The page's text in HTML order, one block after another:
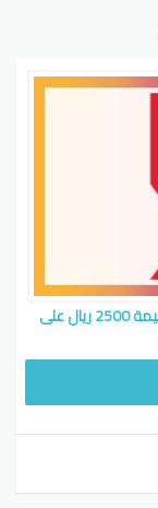
قسيمة شراء هوم بوكس 500 ريال عند إنفاقك بقيمة 2500 ريال على